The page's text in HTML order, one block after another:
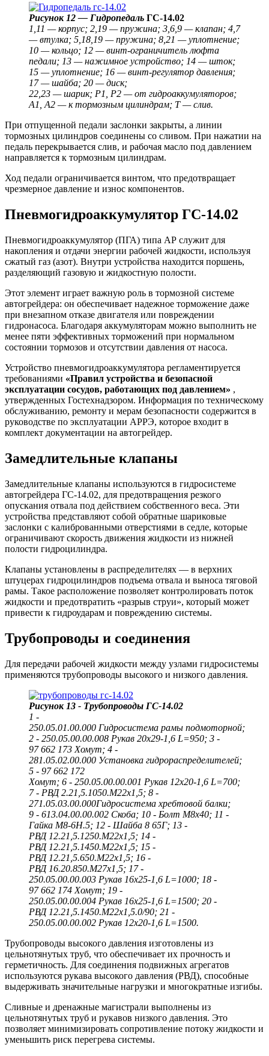
Рисунок 12 — Гидропедаль ГС-14.02
1,11 — корпус; 2,19 — пружина; 3,6,9 — клапан; 4,7
— втулка; 5,18,19 — пружина; 8,21 — уплотнение;
10 — кольцо; 12 — винт-ограничитель люфта
педали; 13 — нажимное устройство; 14 — шток;
15 — уплотнение; 16 — винт-регулятор давления;
17 — шайба; 20 — диск;
22,23 — шарик; P1, P2 — от гидроаккумуляторов;
A1, A2 — к тормозным цилиндрам; T — слив.
При отпущенной педали заслонки закрыты, а линии
тормозных цилиндров соединены со сливом. При нажатии на
педаль перекрывается слив, и рабочая масло под давлением
направляется к тормозным цилиндрам.
Ход педали ограничивается винтом, что предотвращает
чрезмерное давление и износ компонентов.
Пневмогидроаккумулятор ГС-14.02
Пневмогидроаккумулятор (ПГА) типа АР служит для
накопления и отдачи энергии рабочей жидкости, используя
сжатый газ (азот). Внутри устройства находится поршень,
разделяющий газовую и жидкостную полости.
Этот элемент играет важную роль в тормозной системе
автогрейдера: он обеспечивает надежное торможение даже
при внезапном отказе двигателя или повреждении
гидронасоса. Благодаря аккумуляторам можно выполнить не
менее пяти эффективных торможений при нормальном
состоянии тормозов и отсутствии давления от насоса.
Устройство пневмогидроаккумулятора регламентируется
требованиями «Правил устройства и безопасной
эксплуатации сосудов, работающих под давлением» ,
утвержденных Гостехнадзором. Информация по техническому
обслуживанию, ремонту и мерам безопасности содержится в
руководстве по эксплуатации АРРЭ, которое входит в
комплект документации на автогрейдер.
Замедлительные клапаны
Замедлительные клапаны используются в гидросистеме
автогрейдера ГС-14.02, для предотвращения резкого
опускания отвала под действием собственного веса. Эти
устройства представляют собой обратные шариковые
заслонки с калиброванными отверстиями в седле, которые
ограничивают скорость движения жидкости из нижней
полости гидроцилиндра.
Клапаны установлены в распределителях — в верхних
штуцерах гидроцилиндров подъема отвала и выноса тяговой
рамы. Такое расположение позволяет контролировать поток
жидкости и предотвратить «разрыв струи», который может
привести к гидроударам и повреждению системы.
Трубопроводы и соединения
Для передачи рабочей жидкости между узлами гидросистемы
применяются трубопроводы высокого и низкого давления.
Рисунок 13 - Трубопроводы ГС-14.02
1 -
250.05.01.00.000 Гидросистема рамы подмоторной;
2 - 250.05.00.00.008 Рукав 20х29-1,6 L=950; 3 -
97 662 173 Хомут; 4 -
281.05.02.00.000 Установка гидрораспределителей;
5 - 97 662 172
Хомут; 6 - 250.05.00.00.001 Рукав 12х20-1,6 L=700;
7 - РВД 2.21,5.1050.М22х1,5; 8 -
271.05.03.00.000Гидросистема хребтовой балки;
9 - 613.04.00.00.002 Скоба; 10 - Болт М8х40; 11 -
Гайка М8-6Н.5; 12 - Шайба 8 65Г; 13 -
РВД 12.21,5.1250.М22х1,5; 14 -
РВД 12.21,5.1450.М22х1,5; 15 -
РВД 12.21,5.650.М22х1,5; 16 -
РВД 16.20.850.М27х1,5; 17 -
250.05.00.00.003 Рукав 16х25-1,6 L=1000; 18 -
97 662 174 Хомут; 19 -
250.05.00.00.004 Рукав 16х25-1,6 L=1500; 20 -
РВД 12.21,5.1450.М22х1,5.0/90; 21 -
250.05.00.00.002 Рукав 12х20-1,6 L=1500.
Трубопроводы высокого давления изготовлены из
цельнотянутых труб, что обеспечивает их прочность и
герметичность. Для соединения подвижных агрегатов
используются рукава высокого давления (РВД), способные
выдерживать значительные нагрузки и многократные изгибы.
Сливные и дренажные магистрали выполнены из
цельнотянутых труб и рукавов низкого давления. Это
позволяет минимизировать сопротивление потоку жидкости и
уменьшить риск перегрева системы.